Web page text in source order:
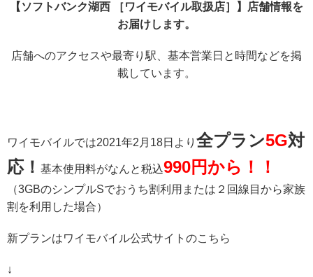
【ソフトバンク湖西 ［ワイモバイル取扱店］】店舗情報を
お届けします。
店舗へのアクセスや最寄り駅、基本営業日と時間などを掲
載しています。
ワイモバイルでは2021年2月18日より 全プラン5G対
応！ 基本使用料がなんと税込990円から！！
（3GBのシンプルSでおうち割利用または２回線目から家族
割を利用した場合）
新プランはワイモバイル公式サイトのこちら
↓